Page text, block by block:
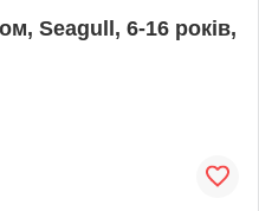
Seagull, 6-16 років,